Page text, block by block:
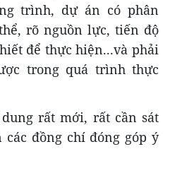
trình, dự án có phân
rõ nguồn lực, tiến độ
để thực hiện...và phải
trong quá trình thực
rất mới, rất cần sát
đồng chí đóng góp ý